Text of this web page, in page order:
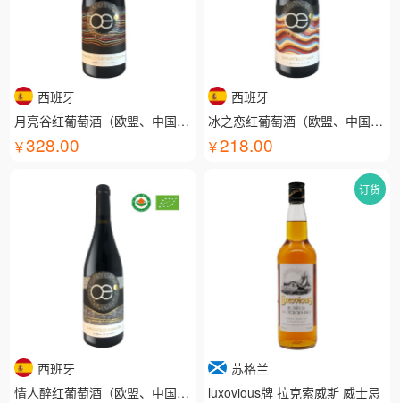
西班牙
月亮谷红葡萄酒（欧盟、中国有机认证）
328.00
西班牙
冰之恋红葡萄酒（欧盟、中国有机认证）
218.00
西班牙
情人醉红葡萄酒（欧盟、中国有机认证）
订货
苏格兰
luxovious牌 拉克索威斯 威士忌